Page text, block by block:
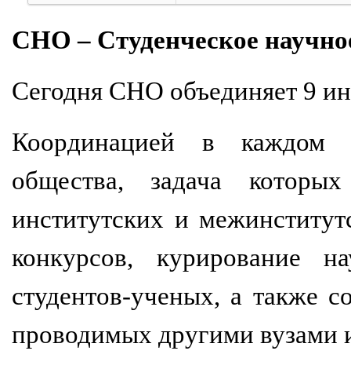
СНО – Студенческое
Сегодня СНО объединяет 9
Координацией в каждом
общества, задача
институтских и
конкурсов, курирование
студентов-ученых, а также
проводимых другими вузами